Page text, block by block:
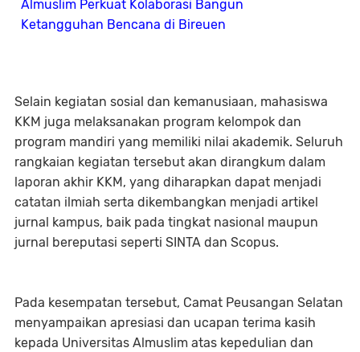
Almuslim Perkuat Kolaborasi Bangun
Ketangguhan Bencana di Bireuen
Selain kegiatan sosial dan kemanusiaan, mahasiswa
KKM juga melaksanakan program kelompok dan
program mandiri yang memiliki nilai akademik. Seluruh
rangkaian kegiatan tersebut akan dirangkum dalam
laporan akhir KKM, yang diharapkan dapat menjadi
catatan ilmiah serta dikembangkan menjadi artikel
jurnal kampus, baik pada tingkat nasional maupun
jurnal bereputasi seperti SINTA dan Scopus.
Pada kesempatan tersebut, Camat Peusangan Selatan
menyampaikan apresiasi dan ucapan terima kasih
kepada Universitas Almuslim atas kepedulian dan